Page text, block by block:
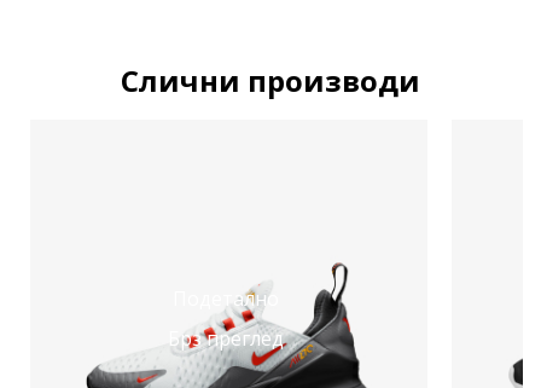
Слични производи
Подетално
Брз преглед